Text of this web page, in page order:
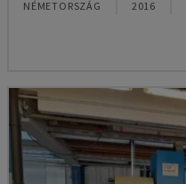
NÉMETORSZÁG 2016